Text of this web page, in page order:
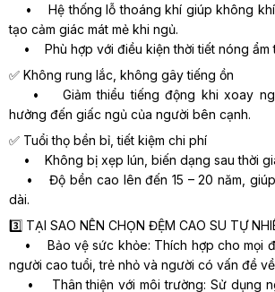
• Hệ thống lỗ thoáng khí giúp không khí
tạo cảm giác mát mẻ khi ngủ.
• Phù hợp với điều kiện thời tiết nóng ẩm
✅ Không rung lắc, không gây tiếng ồn
• Giảm thiểu tiếng động khi xoay
hưởng đến giấc ngủ của người bên cạnh.
✅ Tuổi thọ bền bỉ, tiết kiệm chi phí
• Không bị xẹp lún, biến dạng sau thời
• Độ bền cao lên đến 15 – 20 năm, giúp
dài.
3️⃣ TẠI SAO NÊN CHỌN ĐỆM CAO SU TỰ
• Bảo vệ sức khỏe: Thích hợp cho mọi
người cao tuổi, trẻ nhỏ và người có vấn đề
• Thân thiện với môi trường: Sử dụng